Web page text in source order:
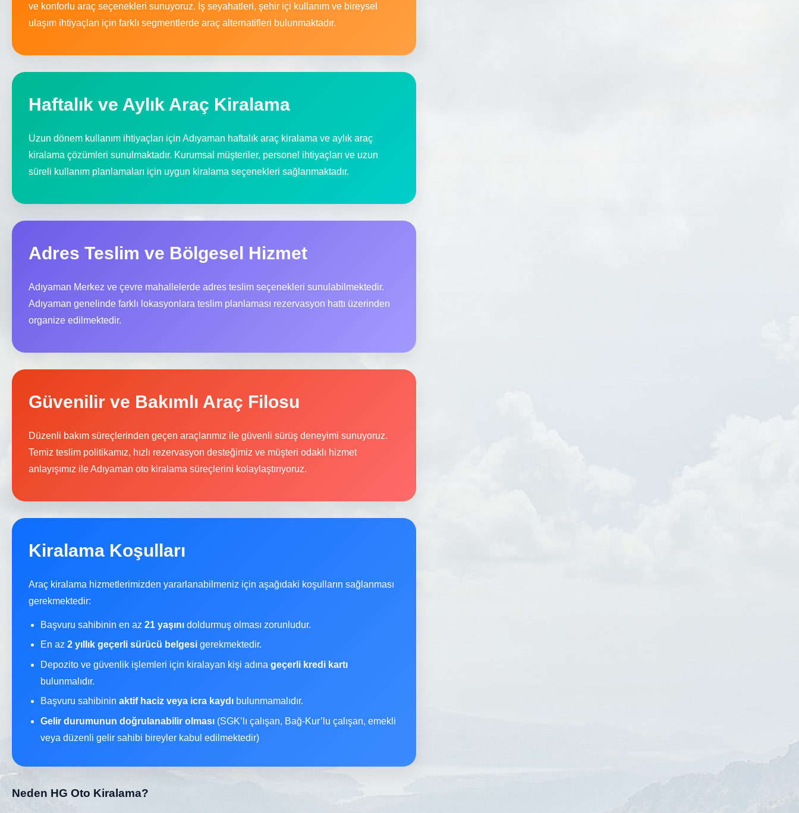
ve konforlu araç seçenekleri sunuyoruz. İş seyahatleri, şehir içi kullanım ve bireysel
ulaşım ihtiyaçları için farklı segmentlerde araç alternatifleri bulunmaktadır.
Haftalık ve Aylık Araç Kiralama
Uzun dönem kullanım ihtiyaçları için Adıyaman haftalık araç kiralama ve aylık araç
kiralama çözümleri sunulmaktadır. Kurumsal müşteriler, personel ihtiyaçları ve uzun
süreli kullanım planlamaları için uygun kiralama seçenekleri sağlanmaktadır.
Adres Teslim ve Bölgesel Hizmet
Adıyaman Merkez ve çevre mahallelerde adres teslim seçenekleri sunulabilmektedir.
Adıyaman genelinde farklı lokasyonlara teslim planlaması rezervasyon hattı üzerinden
organize edilmektedir.
Güvenilir ve Bakımlı Araç Filosu
Düzenli bakım süreçlerinden geçen araçlarımız ile güvenli sürüş deneyimi sunuyoruz.
Temiz teslim politikamız, hızlı rezervasyon desteğimiz ve müşteri odaklı hizmet
anlayışımız ile Adıyaman oto kiralama süreçlerini kolaylaştırıyoruz.
Kiralama Koşulları
Araç kiralama hizmetlerimizden yararlanabilmeniz için aşağıdaki koşulların sağlanması
gerekmektedir:
Başvuru sahibinin en az 21 yaşını doldurmuş olması zorunludur.
En az 2 yıllık geçerli sürücü belgesi gerekmektedir.
Depozito ve güvenlik işlemleri için kiralayan kişi adına geçerli kredi kartı
bulunmalıdır.
Başvuru sahibinin aktif haciz veya icra kaydı bulunmamalıdır.
Gelir durumunun doğrulanabilir olması (SGK’lı çalışan, Bağ-Kur’lu çalışan, emekli
veya düzenli gelir sahibi bireyler kabul edilmektedir)
Neden HG Oto Kiralama?